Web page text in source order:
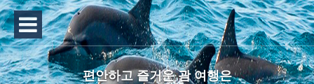
편안하고 즐거운 괌 여행은